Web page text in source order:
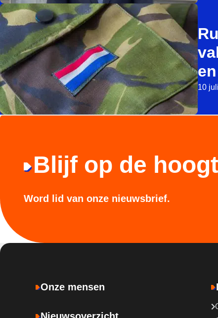
10
Blijf op de
Word lid van onze nieuwsbrief.
Onze mensen